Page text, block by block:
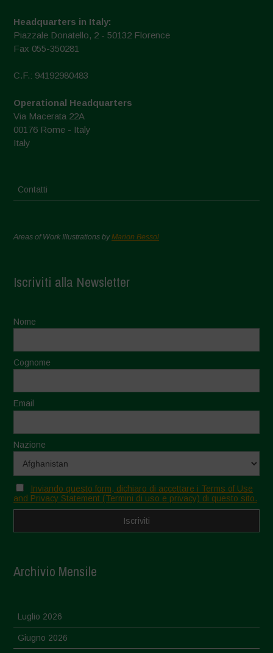
Headquarters in Italy:
Piazzale Donatello, 2 - 50132 Florence
Fax 055-350281
C.F.: 94192980483
Operational Headquarters
Via Macerata 22A
00176 Rome - Italy
Italy
Contatti
Areas of Work Illustrations byMarion Bessol
Iscriviti alla Newsletter
Nome
Cognome
Email
Nazione
Inviando questo form, dichiaro di accettare i Terms of Use
and Privacy Statement (Termini di uso e privacy) di questo sito.
Archivio Mensile
Luglio 2026
Giugno 2026